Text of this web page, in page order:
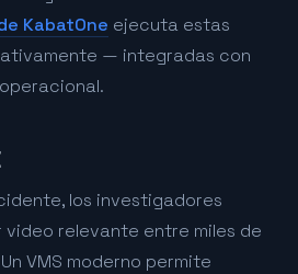
KabatOne ejecuta estas
— integradas con
los investigadores
relevante entre miles de
VMS moderno permite